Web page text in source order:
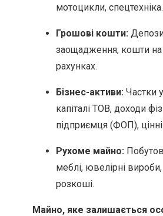
мотоцикли, спецтехніка.
Грошові кошти:
заощадження, кошти на
рахунках.
Бізнес-активи: Частки
капіталі ТОВ, доходи
підприємця (ФОП),
Рухоме майно:
меблі, ювелірні
розкоші.
Майно, яке залишається